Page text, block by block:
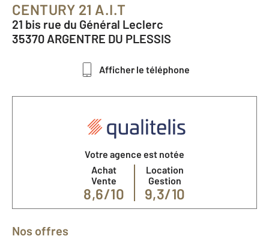
CENTURY 21 A.I.T
21 bis rue du Général Leclerc
35370 ARGENTRE DU PLESSIS
Afficher le téléphone
Votre agence est notée
Achat
Vente
8,6/10
Location
Gestion
9,3/10
Nos offres